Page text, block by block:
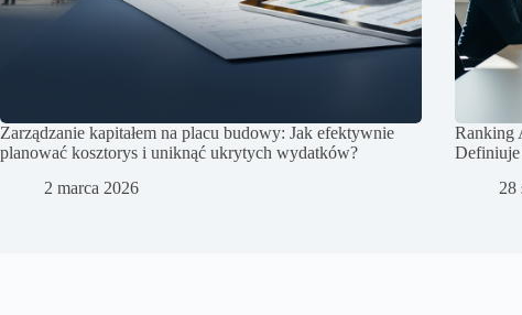
Zarządzanie kapitałem na placu budowy: Jak efektywnie
planować kosztorys i uniknąć ukrytych wydatków?
2 marca 2026
Ranking
Definiuje
28